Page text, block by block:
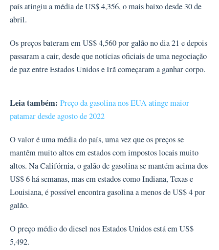
país atingiu a média de US$ 4,356, o mais baixo desde 30 de
abril.
Os preços bateram em US$ 4,560 por galão no dia 21 e depois
passaram a cair, desde que notícias oficiais de uma negociação
de paz entre Estados Unidos e Irã começaram a ganhar corpo.
Leia também: Preço da gasolina nos EUA atinge maior
patamar desde agosto de 2022
O valor é uma média do país, uma vez que os preços se
mantêm muito altos em estados com impostos locais muito
altos. Na Califórnia, o galão de gasolina se mantém acima dos
US$ 6 há semanas, mas em estados como Indiana, Texas e
Louisiana, é possível encontra gasolina a menos de US$ 4 por
galão.
O preço médio do diesel nos Estados Unidos está em US$
5,492.